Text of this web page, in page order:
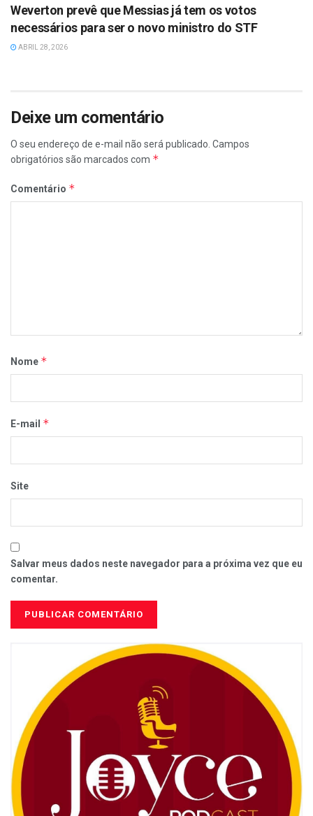
Weverton prevê que Messias já tem os votos
necessários para ser o novo ministro do STF
ABRIL 28, 2026
Deixe um comentário
O seu endereço de e-mail não será publicado. Campos
obrigatórios são marcados com *
Comentário *
Nome *
E-mail *
Site
Salvar meus dados neste navegador para a próxima vez que eu
comentar.